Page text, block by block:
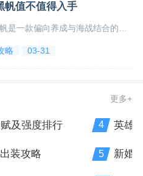
帆值不值得入手
碧海黑帆是一款偏向养成与海战结合的游戏，画面优化出色，玩法丰富，可解锁船只与武器，提升恶名值。战斗系统类似FPS，有弹道轨迹需精准瞄准。虽有小瑕疵如引导不足、采集机制慢，但整体体验优秀。...
略 03-31
更多+
及强度排行
装攻略
4 英雄
5 新婚